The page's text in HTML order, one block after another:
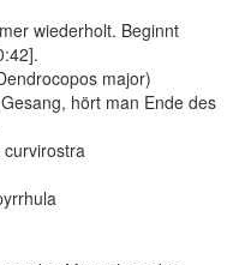
wiederholt. Beginnt
major)
hört man Ende des
curvirostra